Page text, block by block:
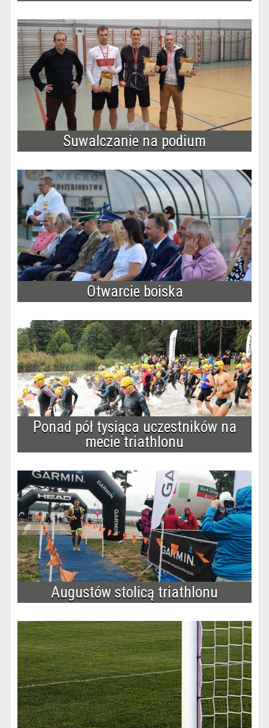
Suwalczanie na podium
Otwarcie boiska
Ponad pół tysiąca uczestników na
mecie triathlonu
Augustów stolicą triathlonu